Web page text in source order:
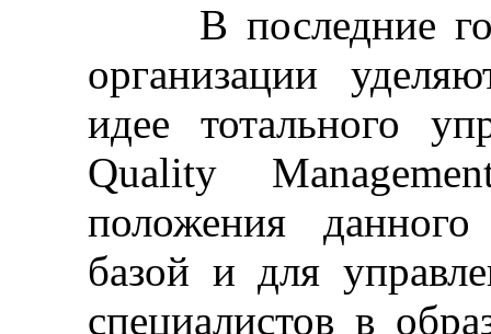
В последние
организации
идее тотального
Quality
положения
базой и для
специалистов в